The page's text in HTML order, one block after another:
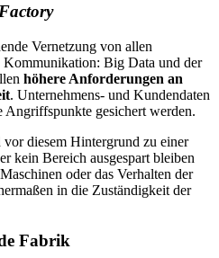
Vernetzung von allen
Kommunikation: Big Data und der
höhere Anforderungen an
. Unternehmens- und Kundendaten
Angriffspunkte gesichert werden.
diesem Hintergrund zu einer
kein Bereich ausgespart bleiben
oder das Verhalten der
in die Zuständigkeit der
Fabrik